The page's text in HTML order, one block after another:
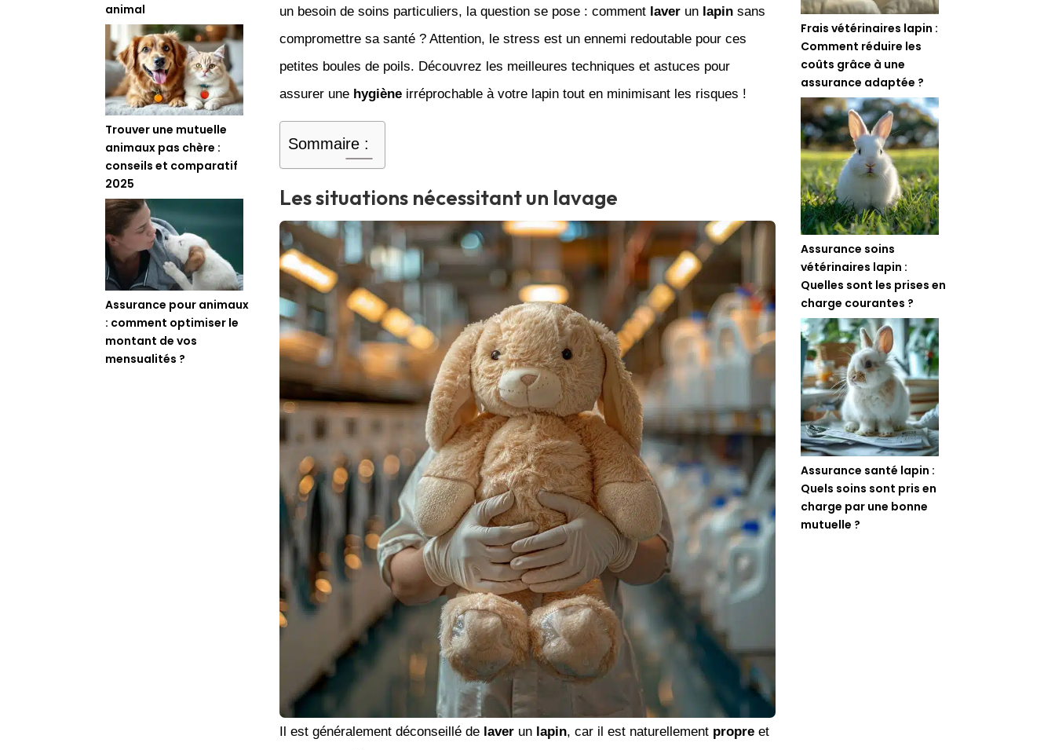
animal
Trouver une mutuelle
animaux pas chère :
conseils et comparatif
2025
Assurance pour animaux
: comment optimiser le
montant de vos
mensualités ?
un besoin de soins particuliers, la question se pose : comment laverun lapinsans
compromettre sa santé ? Attention, le stress est un ennemi redoutable pour ces
petites boules de poils. Découvrez les meilleures techniques et astuces pour
assurer une hygièneirréprochable à votre lapin tout en minimisant les risques !
Sommaire :
Les situations nécessitant un lavage
Il est généralement déconseillé de laverun lapin, car il est naturellement propreet
Frais vétérinaires lapin :
Comment réduire les
coûts grâce à une
assurance adaptée ?
Assurance soins
vétérinaires lapin :
Quelles sont les prises en
charge courantes ?
Assurance santé lapin :
Quels soins sont pris en
charge par une bonne
mutuelle ?